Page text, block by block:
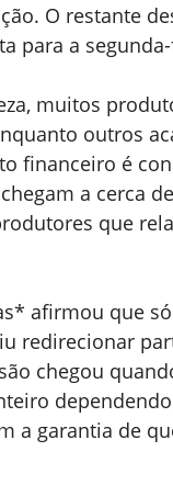
O restante
para a
muitos
outros
financeiro é
a cerca
que
afirmou que
redirecionar
chegou
a garantia de